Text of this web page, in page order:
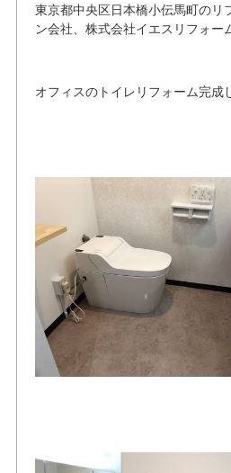
東京都中央区日本橋小伝馬町のリ
ン会社、株式会社イエスリフォー
オフィスのトイレリフォーム完成